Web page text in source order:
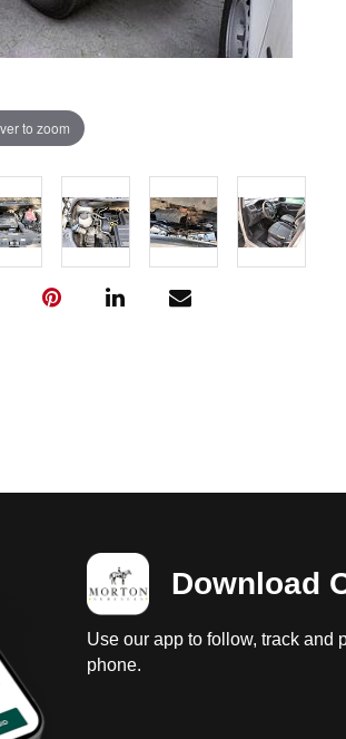
to zoom
Download
Use our app to follow, track and
phone.